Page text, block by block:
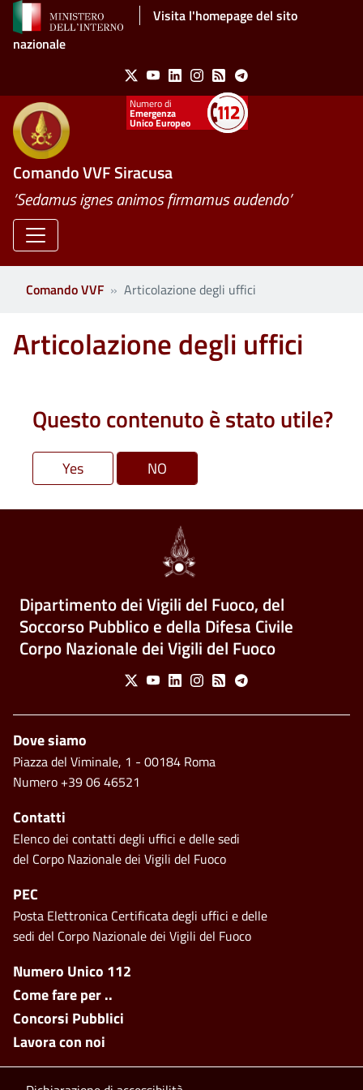
Salta al contenuto principaleVisita l'homepage del sito
nazionale
Social Menu
X YoutubeLinkedinInstagram
Feed Telegram
Emergenza
Unico Europeo
Comando VVF Siracusa
’Sedamus ignes animos firmamus audendo’
Comando VVF Articolazione degli uffici
Articolazione degli uffici
Questo contenuto è stato utile?
Dipartimento dei Vigili del Fuoco, del
Soccorso Pubblico e della Difesa Civile
Corpo Nazionale dei Vigili del Fuoco
Social Menu
X YoutubeLinkedinInstagram
Feed Telegram
Footer side menu
Numero Unico 112
Come fare per ..
Concorsi Pubblici
Lavora con noi
Piè di pagina
Dove siamo
Piazza del Viminale, 1 - 00184 Roma
Numero +39 06 46521
Contatti
Elenco dei contatti degli uffici e delle sedi
del Corpo Nazionale dei Vigili del Fuoco
PEC
Posta Elettronica Certificata degli uffici e delle
sedi del Corpo Nazionale dei Vigili del Fuoco